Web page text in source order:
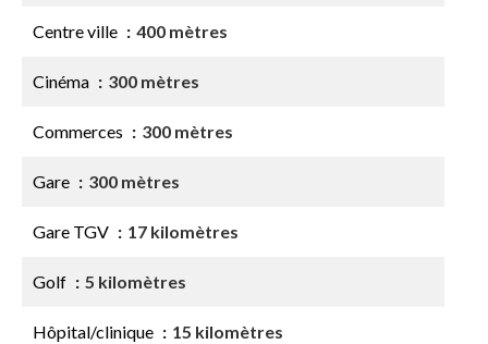
Centre ville 400 mètres
Cinéma 300 mètres
Commerces 300 mètres
Gare 300 mètres
Gare TGV 17 kilomètres
Golf 5 kilomètres
Hôpital/clinique 15 kilomètres